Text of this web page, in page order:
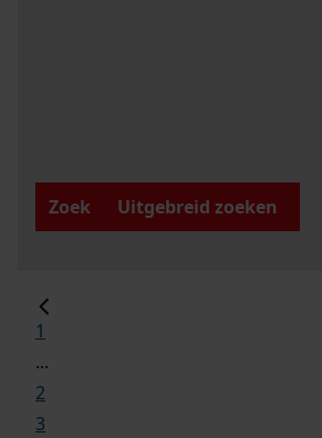
Zoek
Uitgebreid zoeken
1
...
2
3